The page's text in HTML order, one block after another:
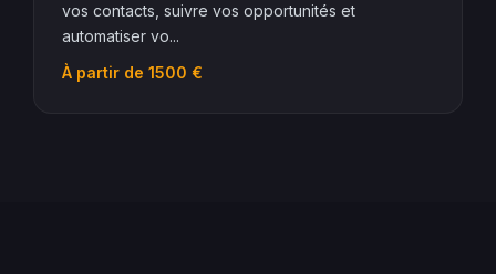
vos contacts, suivre vos opportunités et
automatiser vo...
À partir de 1500 €